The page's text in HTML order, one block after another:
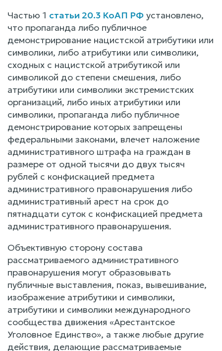
Частью 1 статьи 20.3 КоАП РФ установлено,
что пропаганда либо публичное
демонстрирование нацистской атрибутики или
символики, либо атрибутики или символики,
сходных с нацистской атрибутикой или
символикой до степени смешения, либо
атрибутики или символики экстремистских
организаций, либо иных атрибутики или
символики, пропаганда либо публичное
демонстрирование которых запрещены
федеральными законами, влечет наложение
административного штрафа на граждан в
размере от одной тысячи до двух тысяч
рублей с конфискацией предмета
административного правонарушения либо
административный арест на срок до
пятнадцати суток с конфискацией предмета
административного правонарушения.
Объективную сторону состава
рассматриваемого административного
правонарушения могут образовывать
публичные выставления, показ, вывешивание,
изображение атрибутики и символики,
атрибутики и символики международного
сообщества движения «Арестантское
Уголовное Единство», а также любые другие
действия, делающие рассматриваемые